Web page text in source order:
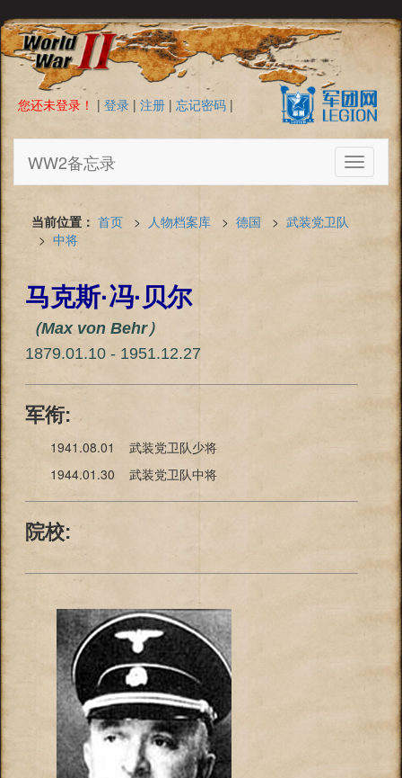
您还未登录！ | 登录 | 注册 | 忘记密码 |
Toggle
WW2备忘录
当前位置： 首页 > 人物档案库 > 德国 > 武装党卫队
> 中将
马克斯·冯·贝尔
（Max von Behr）
1879.01.10 - 1951.12.27
军衔:
1941.08.01 武装党卫队少将
1944.01.30 武装党卫队中将
院校: